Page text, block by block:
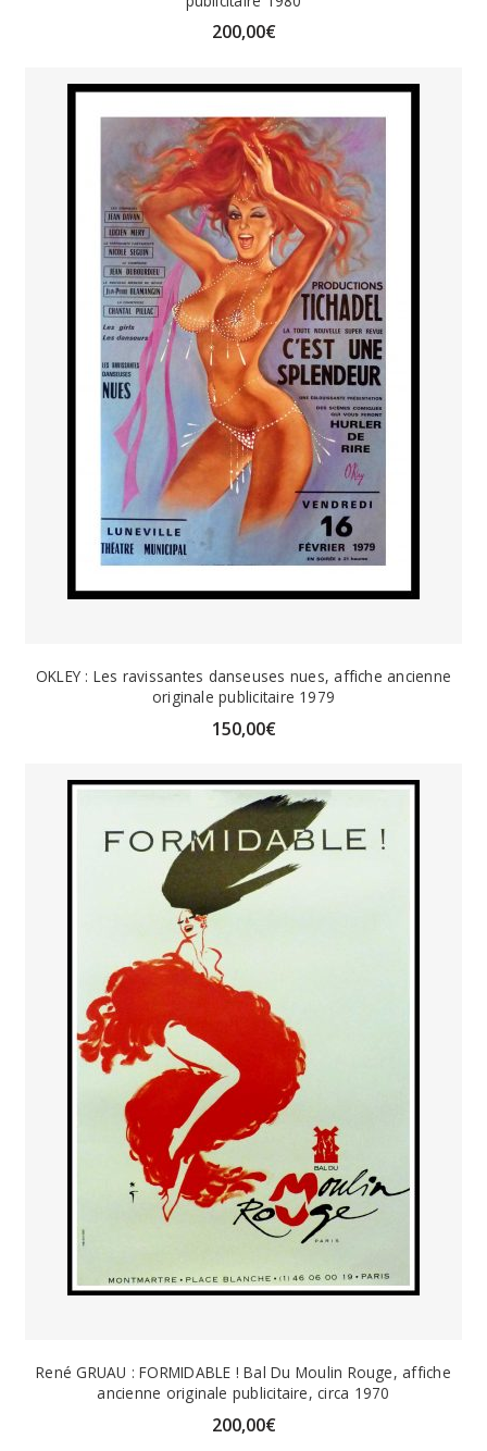
200,00€
OKLEY : Les ravissantes danseuses nues, affiche ancienne
originale publicitaire 1979
150,00€
René GRUAU : FORMIDABLE ! Bal Du Moulin Rouge, affiche
ancienne originale publicitaire, circa 1970
200,00€